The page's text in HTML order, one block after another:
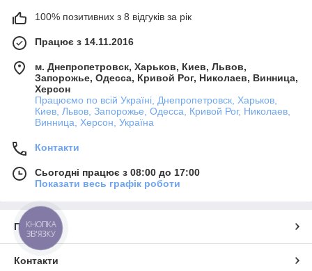
100% позитивних з 8 відгуків за рік
Працює з 14.11.2016
м. Днепропетровск, Харьков, Киев, Львов,
Запорожье, Одесса, Кривой Рог, Николаев, Винница,
Херсон
Працюємо по всій Україні, Днепропетровск, Харьков,
Киев, Львов, Запорожье, Одесса, Кривой Рог, Николаев,
Винница, Херсон, Україна
Контакти
Сьогодні працює з 08:00 до 17:00
Показати весь графік роботи
Про нас
Контакти
КНОПКА
ЗВ'ЯЗКУ